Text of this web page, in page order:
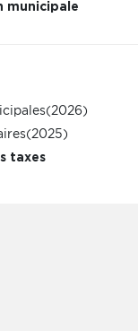
municipale
(2026)
(2025)
taxes